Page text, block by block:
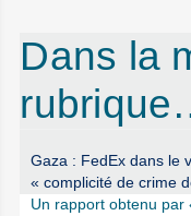
Dans la
Gaza : FedEx dans le
« complicité de crime
Un rapport obtenu par